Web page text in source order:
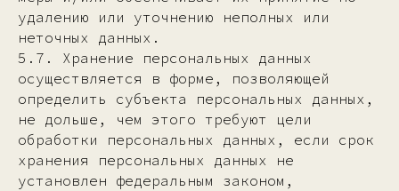
удалению или уточнению неполных или
неточных данных.
5.7. Хранение персональных данных
осуществляется в форме, позволяющей
определить субъекта персональных данных,
не дольше, чем этого требуют цели
обработки персональных данных, если срок
хранения персональных данных не
установлен федеральным законом,